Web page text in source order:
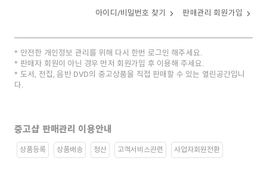
아이디/비밀번호 찾기 판매관리 회원가입
안전한 개인정보 관리를 위해 다시 한번 로그인 해주세요.
판매자 회원이 아닌 경우 먼저 회원가입 후 이용해 주세요.
도서, 전집, 음반 DVD의 중고상품을 직접 판매할 수 있는 열린공간입니
다.
중고샵 판매관리 이용안내
상품등록 상품배송 정산 고객서비스관련 사업자회원전환